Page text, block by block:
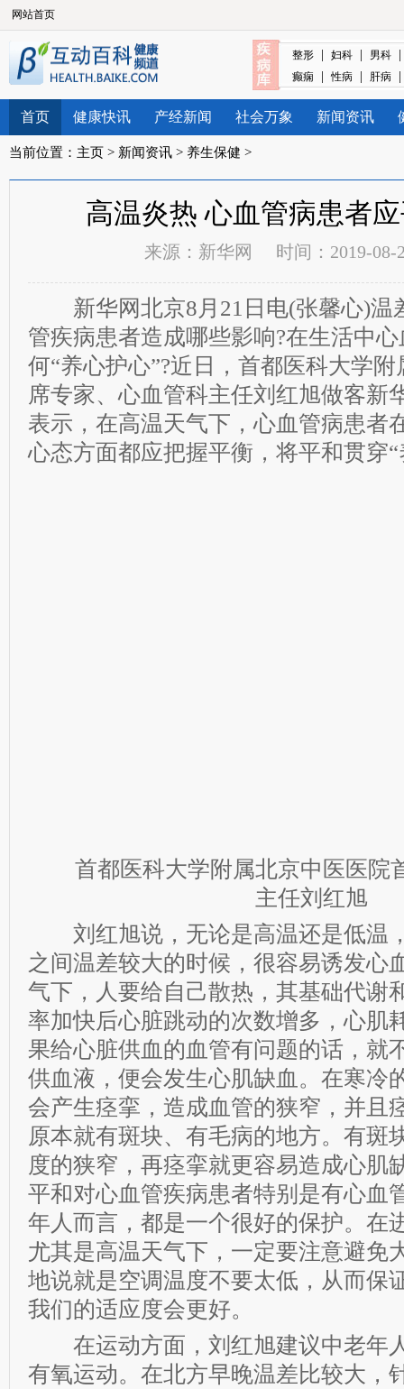
网站首页
整形 | 妇科 | 男科 |
癫痫 | 性病 | 肝病 |
首页 健康快讯 产经新闻 社会万象 新闻资讯
当前位置： 主页 > 新闻资讯 > 养生保健 >
高温炎热 心血管病患者
来源： 新华网 时间：2019-08-
新华网北京8月21日电(张馨心)温
管疾病患者造成哪些影响?在生活中
何“养心护心”?近日，首都医科大学
席专家、心血管科主任刘红旭做客新
表示，在高温天气下，心血管病患者
心态方面都应把握平衡，将平和贯穿
首都医科大学附属北京中医医院
主任刘红旭
刘红旭说，无论是高温还是低温
之间温差较大的时候，很容易诱发心
气下，人要给自己散热，其基础代谢
率加快后心脏跳动的次数增多，心肌
果给心脏供血的血管有问题的话，就
供血液，便会发生心肌缺血。在寒冷
会产生痉挛，造成血管的狭窄，并且
原本就有斑块、有毛病的地方。有斑
度的狭窄，再痉挛就更容易造成心肌
平和对心血管疾病患者特别是有心血
年人而言，都是一个很好的保护。在
尤其是高温天气下，一定要注意避免
地说就是空调温度不要太低，从而保
我们的适应度会更好。
在运动方面，刘红旭建议中老年
有氧运动。在北方早晚温差比较大，